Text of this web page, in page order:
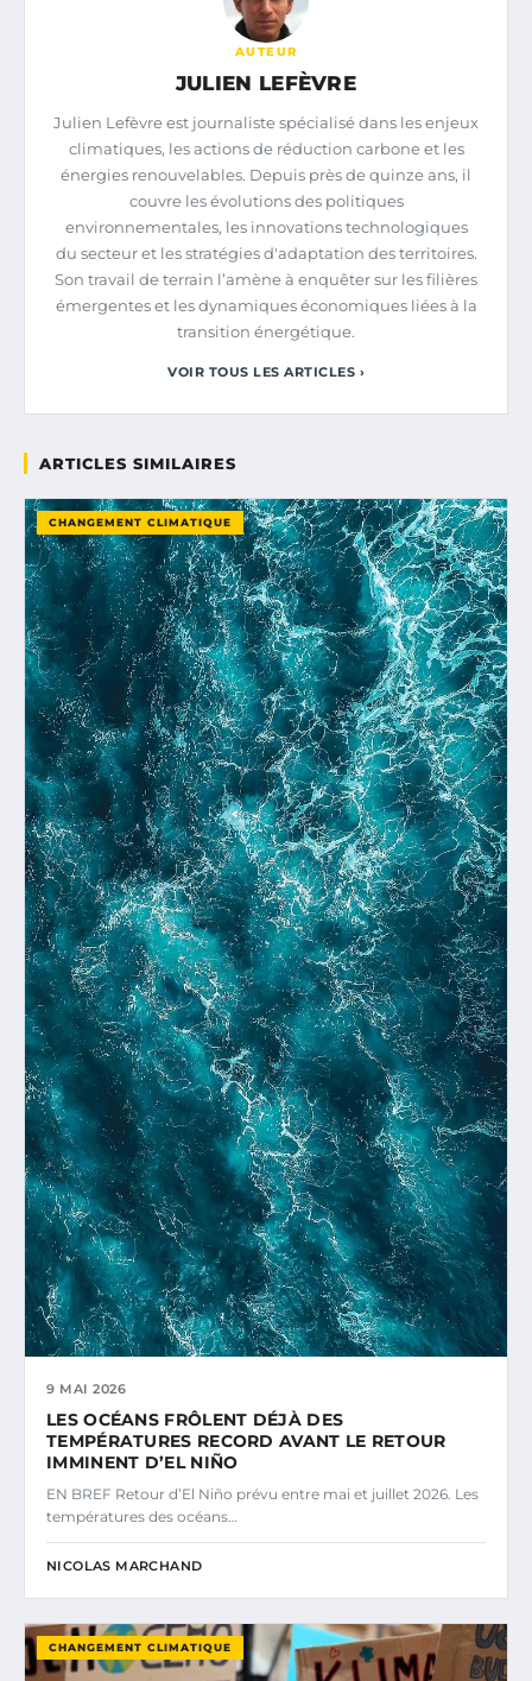
AUTEUR
JULIEN LEFÈVRE
Julien Lefèvre est journaliste spécialisé dans les enjeux
climatiques, les actions de réduction carbone et les
énergies renouvelables. Depuis près de quinze ans, il
couvre les évolutions des politiques
environnementales, les innovations technologiques
du secteur et les stratégies d'adaptation des territoires.
Son travail de terrain l’amène à enquêter sur les filières
émergentes et les dynamiques économiques liées à la
transition énergétique.
VOIR TOUS LES ARTICLES ›
ARTICLES SIMILAIRES
CHANGEMENT CLIMATIQUE
9 MAI 2026
LES OCÉANS FRÔLENT DÉJÀ DES
TEMPÉRATURES RECORD AVANT LE RETOUR
IMMINENT D’EL NIÑO
EN BREF Retour d’El Niño prévu entre mai et juillet 2026. Les
températures des océans…
NICOLAS MARCHAND
CHANGEMENT CLIMATIQUE